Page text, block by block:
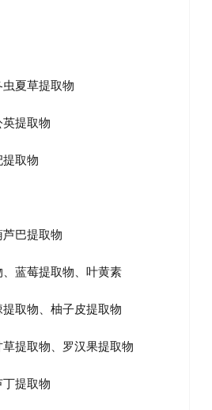
夏草提取物
提取物
取物
巴提取物
蓝莓提取物、叶黄素
取物、柚子皮提取物
提取物、罗汉果提取物
提取物